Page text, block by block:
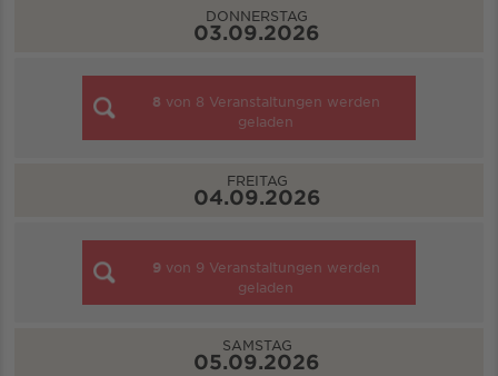
DONNERSTAG
03.09.2026
8 von 8 Veranstaltungen werden
geladen
FREITAG
04.09.2026
9 von 9 Veranstaltungen werden
geladen
SAMSTAG
05.09.2026